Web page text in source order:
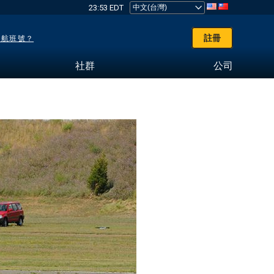
23:53 EDT
班號？ 註冊
社群 公司